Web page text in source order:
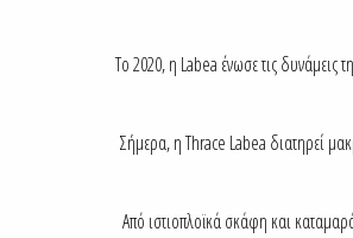
Το 2020, η Labea ένωσε τις δυνάμεις
Σήμερα, η Thrace Labea διατηρεί
Από ιστιοπλοϊκά σκάφη και